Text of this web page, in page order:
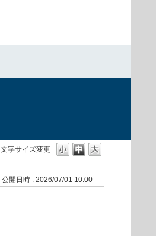
文字サイズ変更
公開日時 : 2026/07/01 10:00